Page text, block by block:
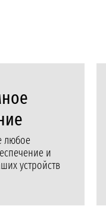
любое
и
устройств